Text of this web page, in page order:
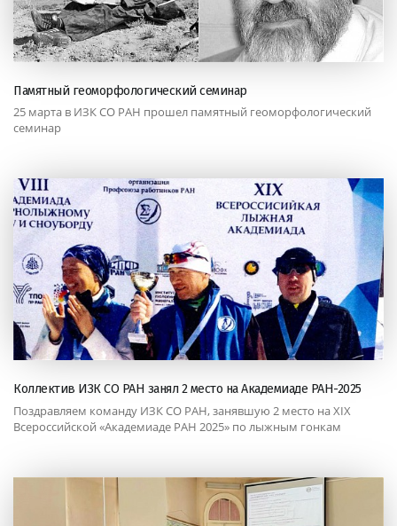
Памятный геоморфологический семинар
25 марта в ИЗК СО РАН прошел памятный геоморфологический
семинар
Коллектив ИЗК СО РАН занял 2 место на Академиаде РАН-2025
Поздравляем команду ИЗК СО РАН, занявшую 2 место на XIX
Всероссийской «Академиаде РАН 2025» по лыжным гонкам